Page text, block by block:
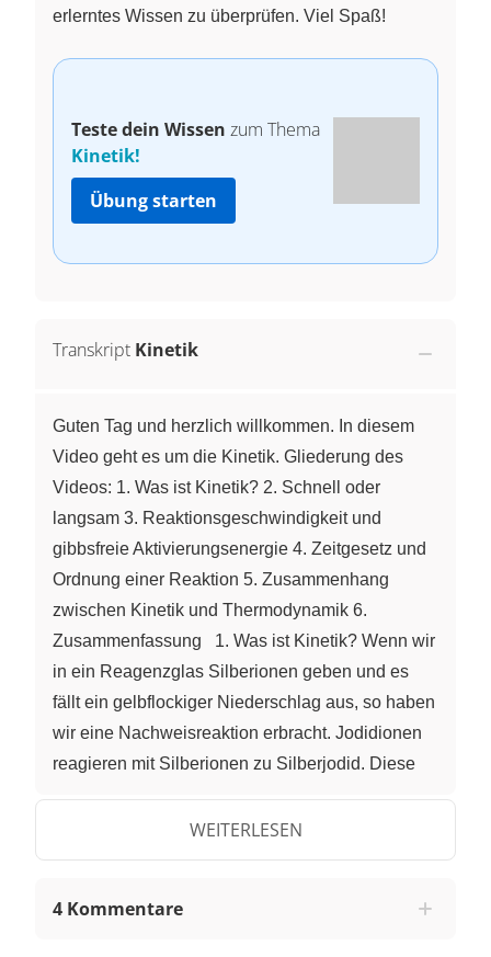
erlerntes Wissen zu überprüfen. Viel Spaß!
Teste dein Wissen zum Thema
Kinetik!
Übung starten
Transkript Kinetik
Guten Tag und herzlich willkommen. In diesem
Video geht es um die Kinetik. Gliederung des
Videos: 1. Was ist Kinetik? 2. Schnell oder
langsam 3. Reaktionsgeschwindigkeit und
gibbsfreie Aktivierungsenergie 4. Zeitgesetz und
Ordnung einer Reaktion 5. Zusammenhang
zwischen Kinetik und Thermodynamik 6.
Zusammenfassung 1. Was ist Kinetik? Wenn wir
in ein Reagenzglas Silberionen geben und es
fällt ein gelbflockiger Niederschlag aus, so haben
wir eine Nachweisreaktion erbracht. Jodidionen
reagieren mit Silberionen zu Silberjodid. Diese
es sich bei dieser chemischen Verbindung,
Benzaldehyd. Wenn sie in der Luft steht, so
der Luft zu Benzoesäure. Benzoesäure entsteht
WEITERLESEN
4 Kommentare